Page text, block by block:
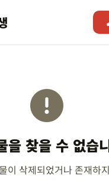
을 찾을 수 없습
이 삭제되었거나 존재하